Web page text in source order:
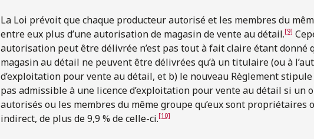
La Loi prévoit que chaque producteur autorisé et les membres du
entre eux plus d’une autorisation de magasin de vente au détail.[9]
autorisation peut être délivrée n’est pas tout à fait claire étant donné
magasin au détail ne peuvent être délivrées qu’à un titulaire (ou à
d’exploitation pour vente au détail, et b) le nouveau Règlement stipule
pas admissible à une licence d’exploitation pour vente au détail si un
autorisés ou les membres du même groupe qu’eux sont propriétaires
indirect, de plus de 9,9 % de celle-ci.[10]